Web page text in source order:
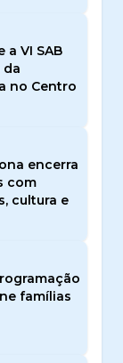
a VI SAB
da
no Centro
encerra
com
cultura e
famílias